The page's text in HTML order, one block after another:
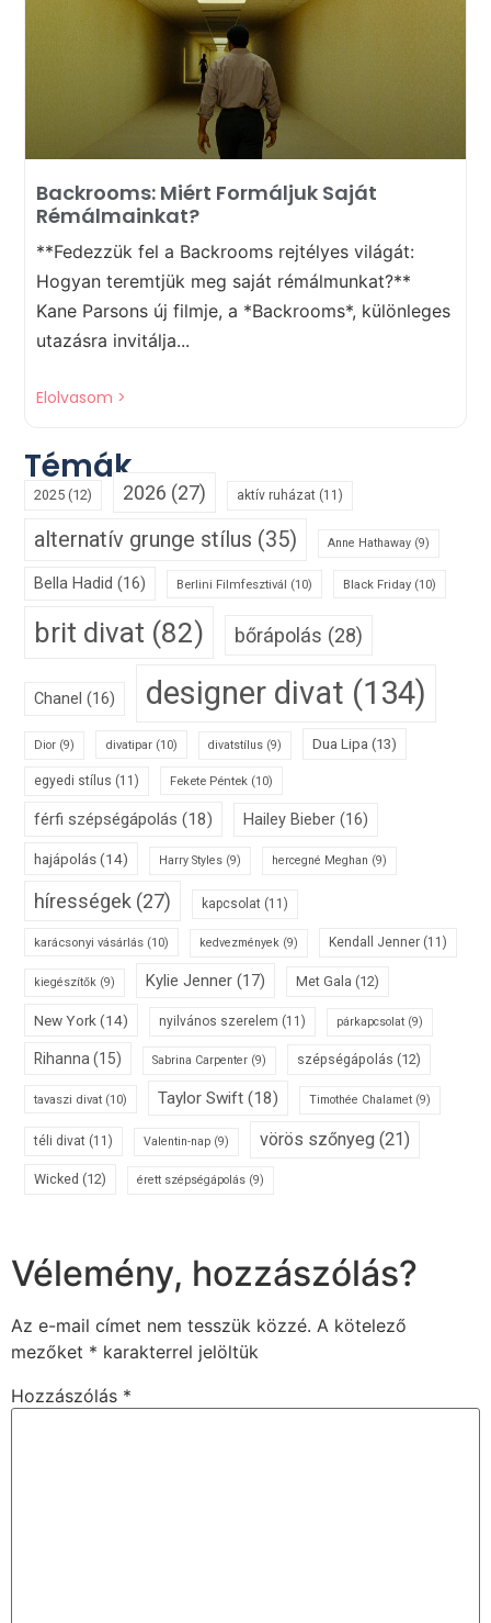
Backrooms: Miért Formáljuk Saját
Rémálmainkat?
**Fedezzük fel a Backrooms rejtélyes világát:
Hogyan teremtjük meg saját rémálmunkat?**
Kane Parsons új filmje, a *Backrooms*, különleges
utazásra invitálja...
Elolvasom >
Témák
2025 (12) 2026 (27) aktív ruházat (11)
alternatív grunge stílus (35) Anne Hathaway (9)
Bella Hadid (16) Berlini Filmfesztivál (10) Black Friday (10)
brit divat (82) bőrápolás (28)
Chanel (16) designer divat (134)
Dior (9) divatipar (10) divatstílus (9) Dua Lipa (13)
egyedi stílus (11) Fekete Péntek (10)
férfi szépségápolás (18) Hailey Bieber (16)
hajápolás(14) Harry Styles (9) hercegné Meghan (9)
hírességek (27) kapcsolat (11)
karácsonyi vásárlás (10) kedvezmények (9) Kendall Jenner (11)
kiegészítők (9) Kylie Jenner (17) Met Gala (12)
New York(14) nyilvános szerelem (11) párkapcsolat (9)
Rihanna(15) Sabrina Carpenter (9) szépségápolás (12)
tavaszi divat (10) Taylor Swift (18) Timothée Chalamet (9)
téli divat (11) Valentin-nap (9) vörös szőnyeg (21)
Wicked (12) érett szépségápolás (9)
Vélemény, hozzászólás?
Az e-mail címet nem tesszük közzé. A kötelező
mezőket * karakterrel jelöltük
Hozzászólás *